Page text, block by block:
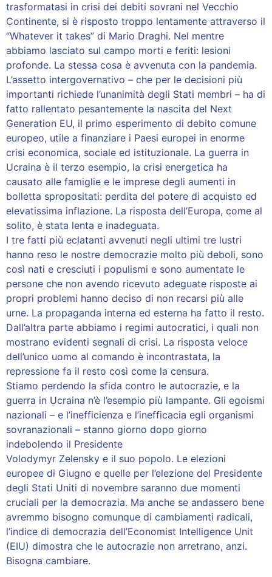
trasformatasi in crisi dei debiti sovrani nel Vecchio
Continente, si è risposto troppo lentamente attraverso il
“Whatever it takes” di Mario Draghi. Nel mentre
abbiamo lasciato sul campo morti e feriti: lesioni
profonde. La stessa cosa è avvenuta con la pandemia.
L’assetto intergovernativo – che per le decisioni più
importanti richiede l’unanimità degli Stati membri – ha di
fatto rallentato pesantemente la nascita del Next
Generation EU, il primo esperimento di debito comune
europeo, utile a finanziare i Paesi europei in enorme
crisi economica, sociale ed istituzionale. La guerra in
Ucraina è il terzo esempio, la crisi energetica ha
causato alle famiglie e le imprese degli aumenti in
bolletta spropositati: perdita del potere di acquisto ed
elevatissima inflazione. La risposta dell’Europa, come al
solito, è stata lenta e inadeguata.
I tre fatti più eclatanti avvenuti negli ultimi tre lustri
hanno reso le nostre democrazie molto più deboli, sono
così nati e cresciuti i populismi e sono aumentate le
persone che non avendo ricevuto adeguate risposte ai
propri problemi hanno deciso di non recarsi più alle
urne. La propaganda interna ed esterna ha fatto il resto.
Dall’altra parte abbiamo i regimi autocratici, i quali non
mostrano evidenti segnali di crisi. La risposta veloce
dell’unico uomo al comando è incontrastata, la
repressione fa il resto così come la censura.
Stiamo perdendo la sfida contro le autocrazie, e la
guerra in Ucraina n’è l’esempio più lampante. Gli egoismi
nazionali – e l’inefficienza e l’inefficacia egli organismi
sovranazionali – stanno giorno dopo giorno
indebolendo il Presidente
Volodymyr Zelensky e il suo popolo. Le elezioni
europee di Giugno e quelle per l’elezione del Presidente
degli Stati Uniti di novembre saranno due momenti
cruciali per la democrazia. Ma anche se andassero bene
avremmo bisogno comunque di cambiamenti radicali,
l’indice di democrazia dell’Economist Intelligence Unit
(EIU) dimostra che le autocrazie non arretrano, anzi.
Bisogna cambiare.